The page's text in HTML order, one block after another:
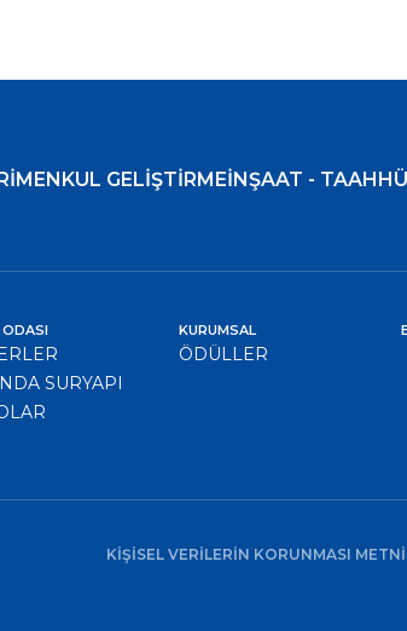
GELİŞTİRMEİNŞAAT -
SURYAPI
KURUMSAL
ÖDÜLLER
KİŞİSEL VERİLERİN KORUNMASI METNİ